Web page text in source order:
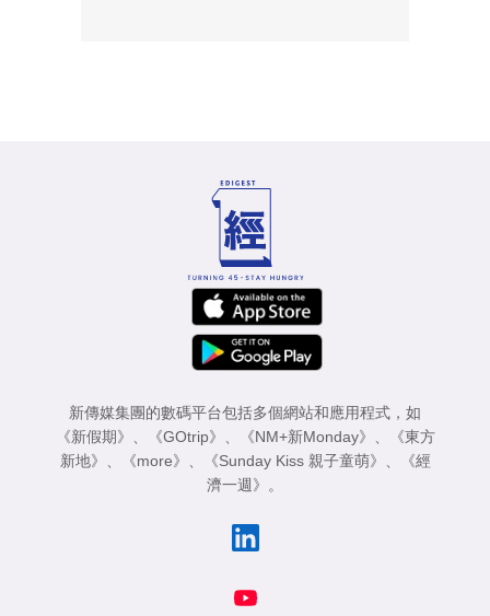
新傳媒集團的數碼平台包括多個網站和應用程式，如
《新假期》
《GOtrip》 《NM+新Monday》
《東方
新地》
《more》 《Sunday Kiss 親子童萌》
《經
濟一週》
。